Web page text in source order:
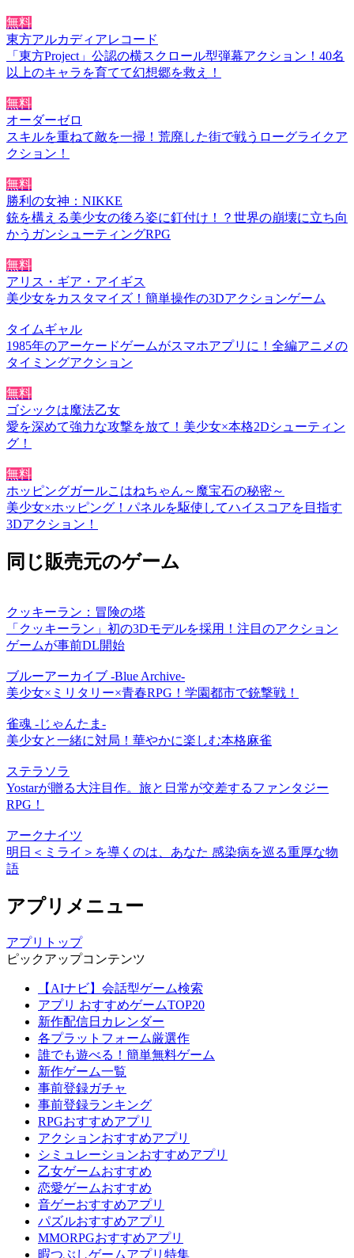
無料
東方アルカディアレコード
「東方Project」公認の横スクロール型弾幕アクション！40名
以上のキャラを育てて幻想郷を救え！
無料
オーダーゼロ
スキルを重ねて敵を一掃！荒廃した街で戦うローグライクア
クション！
無料
勝利の女神：NIKKE
銃を構える美少女の後ろ姿に釘付け！？世界の崩壊に立ち向
かうガンシューティングRPG
無料
アリス・ギア・アイギス
美少女をカスタマイズ！簡単操作の3Dアクションゲーム
タイムギャル
1985年のアーケードゲームがスマホアプリに！全編アニメの
タイミングアクション
無料
ゴシックは魔法乙女
愛を深めて強力な攻撃を放て！美少女×本格2Dシューティン
グ！
無料
ホッピングガールこはねちゃん～魔宝石の秘密～
美少女×ホッピング！パネルを駆使してハイスコアを目指す
3Dアクション！
同じ販売元のゲーム
クッキーラン：冒険の塔
「クッキーラン」初の3Dモデルを採用！注目のアクション
ゲームが事前DL開始
ブルーアーカイブ -Blue Archive-
美少女×ミリタリー×青春RPG！学園都市で銃撃戦！
雀魂 -じゃんたま-
美少女と一緒に対局！華やかに楽しむ本格麻雀
ステラソラ
Yostarが贈る大注目作。旅と日常が交差するファンタジー
RPG！
アークナイツ
明日＜ミライ＞を導くのは、あなた 感染病を巡る重厚な物
語
アプリメニュー
アプリトップ
ピックアップコンテンツ
【AIナビ】会話型ゲーム検索
アプリ おすすめゲームTOP20
新作配信日カレンダー
各プラットフォーム厳選作
誰でも遊べる！簡単無料ゲーム
新作ゲーム一覧
事前登録ガチャ
事前登録ランキング
RPGおすすめアプリ
アクションおすすめアプリ
シミュレーションおすすめアプリ
乙女ゲームおすすめ
恋愛ゲームおすすめ
音ゲーおすすめアプリ
パズルおすすめアプリ
MMORPGおすすめアプリ
暇つぶしゲームアプリ特集